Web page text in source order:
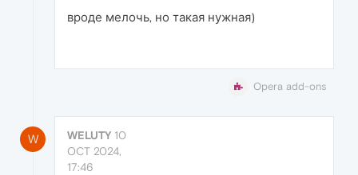
вроде мелочь, но такая нужная)
Opera add-ons
W WELUTY 10
OCT 2024,
17:46